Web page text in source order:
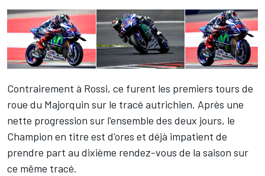
Contrairement à Rossi, ce furent les premiers tours de
roue du Majorquin sur le tracé autrichien. Après une
nette progression sur l'ensemble des deux jours, le
Champion en titre est d'ores et déjà impatient de
prendre part au dixième rendez-vous de la saison sur
ce même tracé.